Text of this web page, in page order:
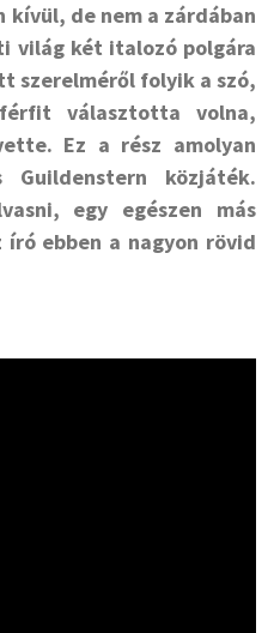
kívül, de nem a zárdában
világ két italozó polgára
szerelméről folyik a szó,
választotta volna,
Ez a rész amolyan
Guildenstern közjáték.
egy egészen más
ebben a nagyon rövid